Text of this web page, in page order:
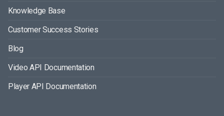
Knowledge Base
Customer Success Stories
Blog
Video API Documentation
Player API Documentation